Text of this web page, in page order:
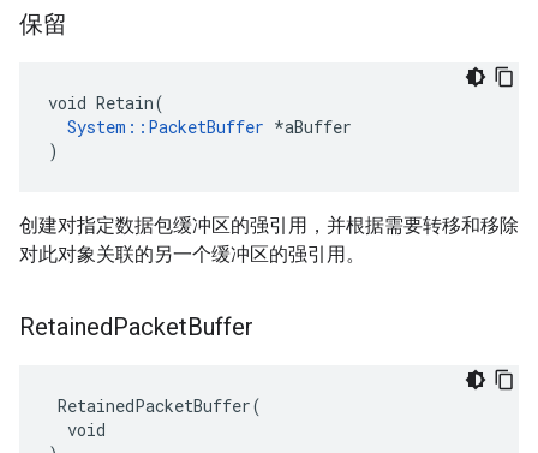
保留
void Retain(
System::PacketBuffer *aBuffer
)
创建对指定数据包缓冲区的强引用，并根据需要转移和移除
对此对象关联的另一个缓冲区的强引用。
RetainedPacketBuffer
RetainedPacketBuffer(
  void